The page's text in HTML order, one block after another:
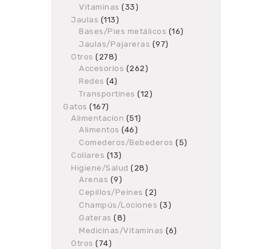
Vitaminas 3333
Jaulas 113113
products
Bases/Pies metálicos 1616
Jaulas/Pajareras 9797
Otros 278278
products
Accesorios 262262
Redes 44
products
Transportines 1212
Gatos 167167
products
Alimentacion 5151
Alimentos 4646
products
Comederos/Bebederos 55
Collares 1313
products
Higiene/Salud 2828
Arenas 99
products
Cepillos/Peines 22
products
Champús/Lociones 33
Gateras 88
products
Medicinas/Vitaminas 66
Otros 7474